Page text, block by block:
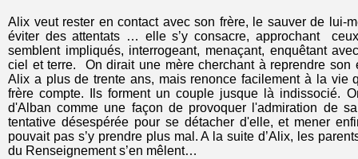
Alix veut rester en contact avec son frère, le sauver de lui-
éviter des attentats … elle s’y consacre, approchant
semblent impliqués, interrogeant, menaçant, enquêtant
ciel et terre. On dirait une mère cherchant à reprendre son
Alix a plus de trente ans, mais renonce facilement à la vie
frère compte. Ils forment un couple jusque là indissocié.
d'Alban comme une façon de provoquer l'admiration de
tentative désespérée pour se détacher d'elle, et mener
pouvait pas s’y prendre plus mal. A la suite d’Alix, les
du Renseignement s’en mêlent…